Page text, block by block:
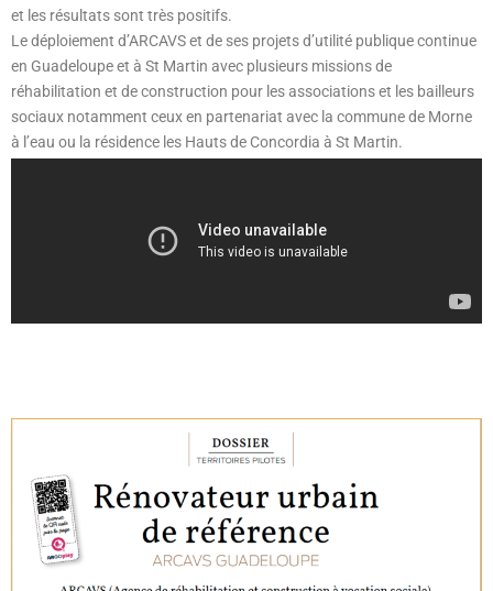
et les résultats sont très positifs.
Le déploiement d’ARCAVS et de ses projets d’utilité publique continue
en Guadeloupe et à St Martin avec plusieurs missions de
réhabilitation et de construction pour les associations et les bailleurs
sociaux notamment ceux en partenariat avec la commune de Morne
à l’eau ou la résidence les Hauts de Concordia à St Martin.